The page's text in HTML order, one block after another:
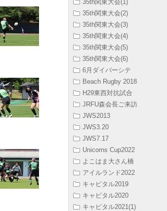
35th関東大会(1)
35th関東大会(2)
35th関東大会(3)
35th関東大会(4)
35th関東大会(5)
35th関東大会(6)
6月ダイバーシテ
Beach Rugby 2018
H29東西対抗試合
JRFU森会長ご来訪
JWS2013
JWS3.20
JWS7.17
Unicorns Cup2022
よこはま大さん橋
アイルランド2022
キャピタル2019
キャピタル2020
キャピタル2021(1)